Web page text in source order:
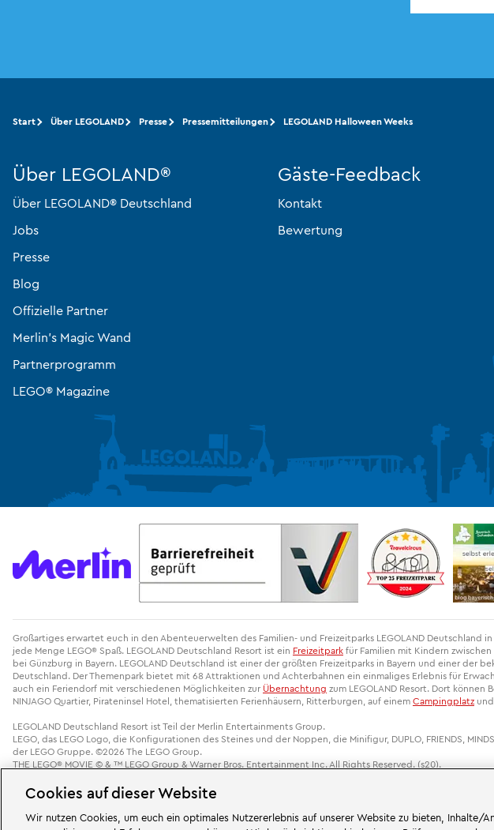
Start Über LEGOLAND Presse Pressemitteilungen LEGOLAND Halloween Weeks
Über LEGOLAND®
Über LEGOLAND® Deutschland
Jobs
Presse
Blog
Offizielle Partner
Merlin’s Magic Wand
Partnerprogramm
LEGO® Magazine
Gäste-Feedback
Kontakt
Bewertung
Großartiges erwartet euch in den Abenteuerwelten des Familien- und Freizeitparks LEGOLAND Deutschland
jede Menge LEGO® Spaß. LEGOLAND Deutschland Resort ist ein Freizeitpark für Familien mit Kindern zwischen
bei Günzburg in Bayern. LEGOLAND Deutschland ist einer der größten Freizeitparks in Bayern und einer der
Deutschland. Der Themenpark bietet mit 68 Attraktionen und Achterbahnen ein einmaliges Erlebnis für
auch ein Feriendorf mit verschiedenen Möglichkeiten zur Übernachtung zum LEGOLAND Resort. Dort können
NINJAGO Quartier, Pirateninsel Hotel, thematisierten Ferienhäusern, Ritterburgen, auf einem Campingplatzund
LEGOLAND Deutschland Resort ist Teil der Merlin Entertainments Group.
LEGO, das LEGO Logo, die Konfigurationen des Steines und der Noppen, die Minifigur, DUPLO, FRIENDS,
der LEGO Gruppe. ©2026 The LEGO Group.
THE LEGO® MOVIE © & ™ LEGO Group & Warner Bros. Entertainment Inc. All Rights Reserved. (s20).
Cookie-Einstellungen ändern
Cookies auf dieser Website
Wir nutzen Cookies, um euch ein optimales Nutzererlebnis auf unserer Website zu bieten, Inhalte/